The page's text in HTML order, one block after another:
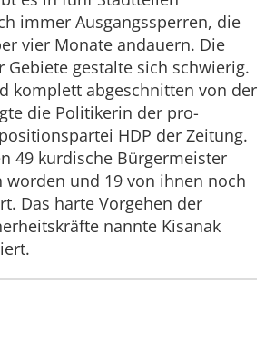
immer Ausgangssperren, die
vier Monate andauern. Die
Gebiete gestalte sich schwierig.
komplett abgeschnitten von der
die Politikerin der pro-
HDP der Zeitung.
49 kurdische Bürgermeister
worden und 19 von ihnen noch
Das harte Vorgehen der
nannte Kisanak